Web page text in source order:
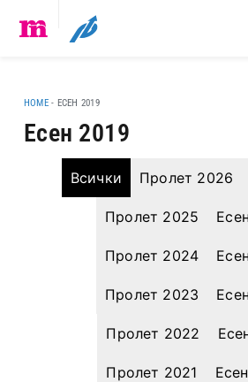
HOME- ЕСЕН 2019
Есен 2019
Всички Пролет 2026
Пролет 2025
Пролет 2024
Пролет 2023
Пролет 2022
Пролет 2021